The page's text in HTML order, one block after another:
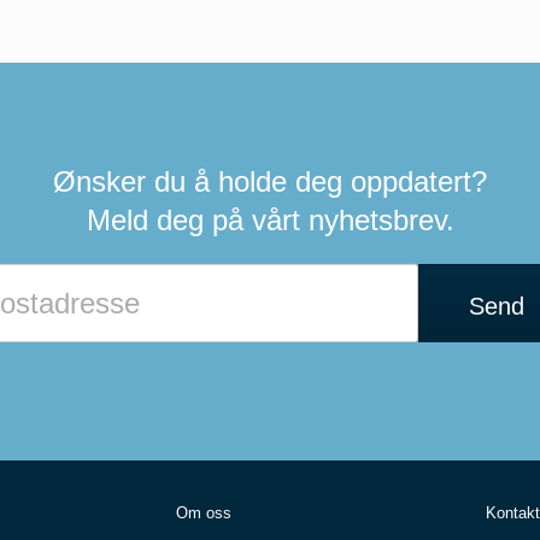
Ønsker du å holde deg oppdatert?
Meld deg på vårt nyhetsbrev.
Send
Om oss
Kontakt